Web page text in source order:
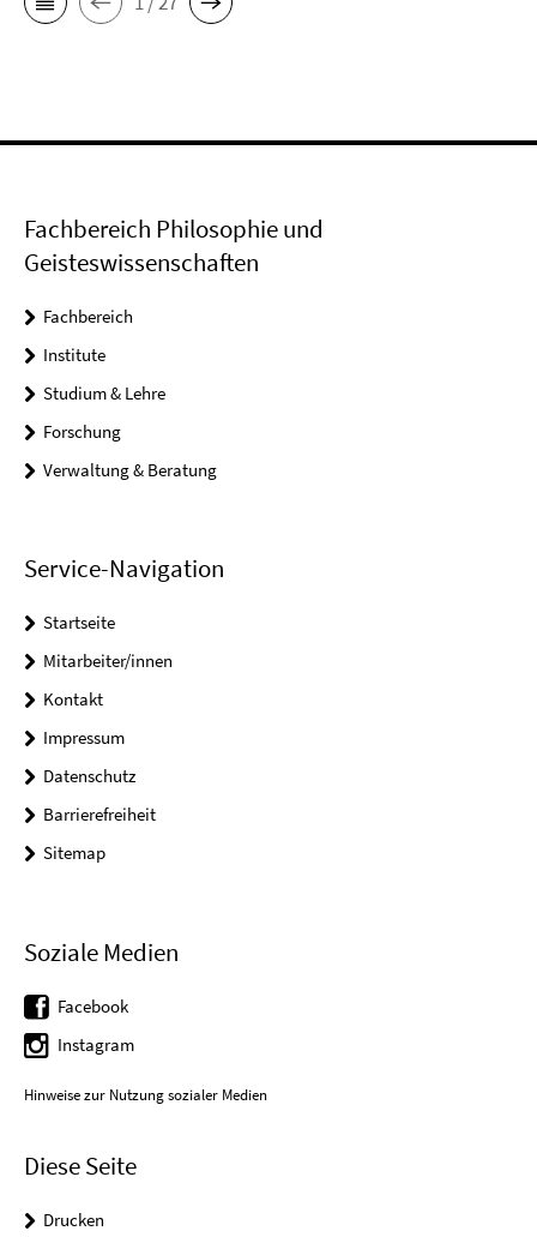
Fachbereich Philosophie und
Geisteswissenschaften
Fachbereich
Institute
Studium & Lehre
Forschung
Verwaltung & Beratung
Service-Navigation
Startseite
Mitarbeiter/innen
Kontakt
Impressum
Datenschutz
Barrierefreiheit
Sitemap
Soziale Medien
Facebook
Instagram
Hinweise zur Nutzung sozialer Medien
Diese Seite
Drucken